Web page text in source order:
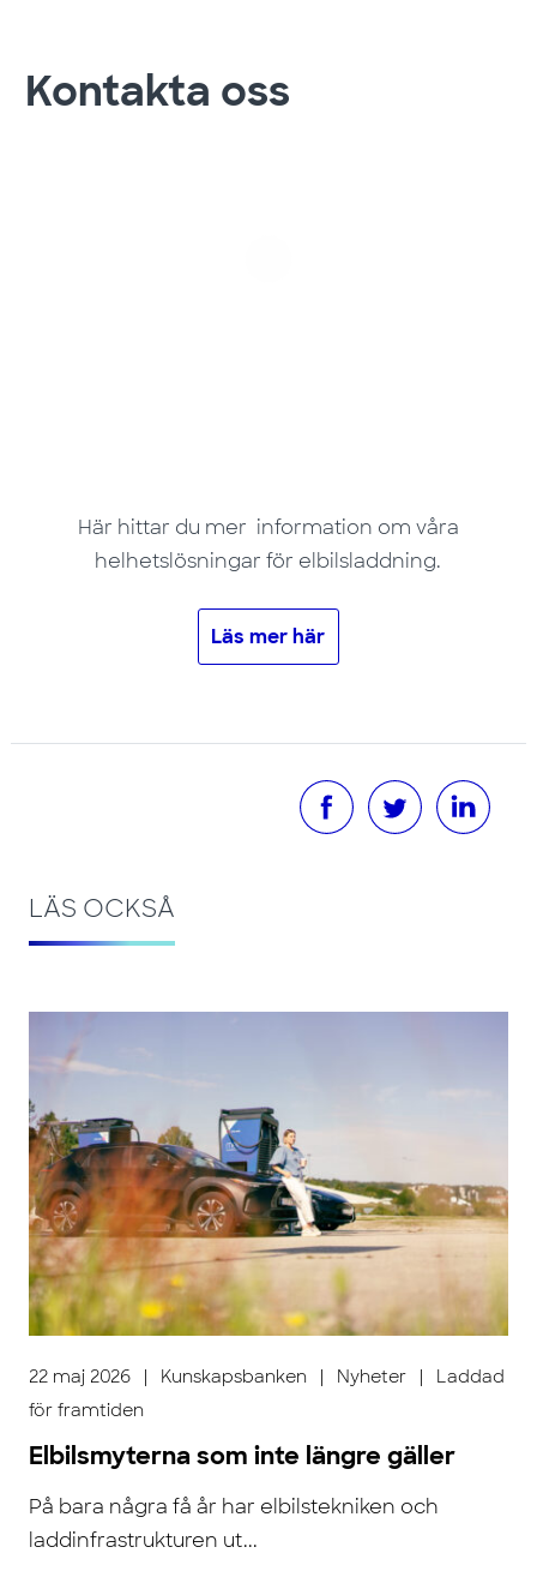
Kontakta oss
Här hittar du mer information om våra
helhetslösningar för elbilsladdning.
Läs mer här
LÄS OCKSÅ
22 maj 2026| Kunskapsbanken| Nyheter| Laddad
för framtiden
Elbilsmyterna som inte längre gäller
På bara några få år har elbilstekniken och
laddinfrastrukturen ut...